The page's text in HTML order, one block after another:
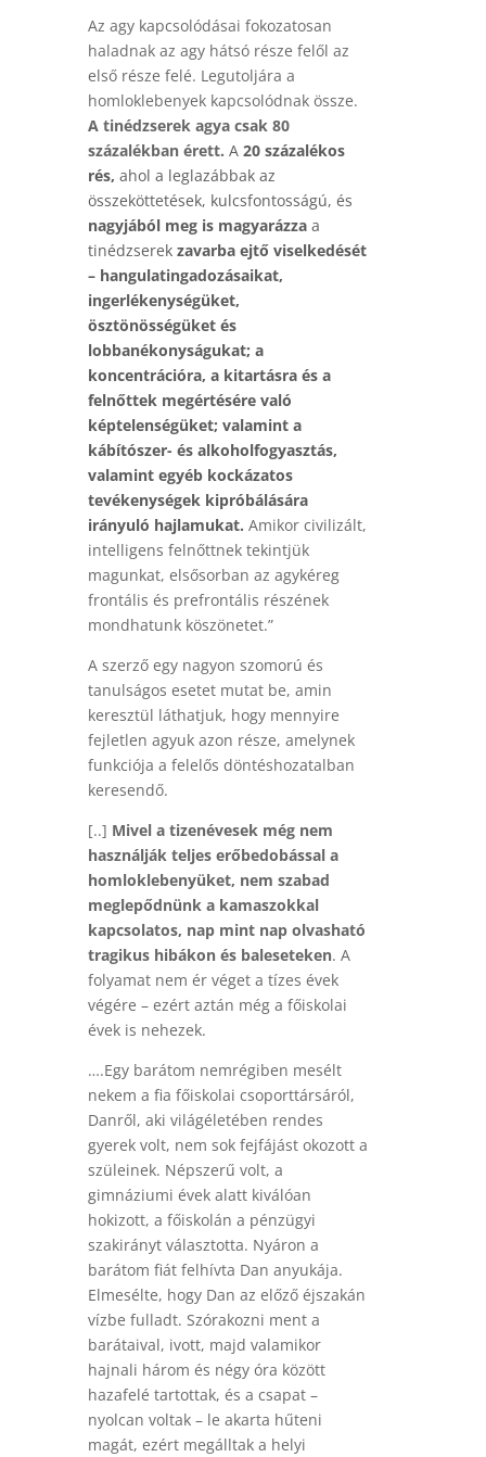
Az agy kapcsolódásai fokozatosan
haladnak az agy hátsó része felől az
első része felé. Legutoljára a
homloklebenyek kapcsolódnak össze.
A tinédzserek agya csak 80
százalékban érett. A 20 százalékos
rés, ahol a leglazábbak az
összeköttetések, kulcsfontosságú, és
nagyjából meg is magyarázzaa
tinédzserek zavarba ejtő viselkedését
– hangulatingadozásaikat,
ingerlékenységüket,
ösztönösségüket és
lobbanékonyságukat; a
koncentrációra, a kitartásra és a
felnőttek megértésére való
képtelenségüket; valamint a
kábítószer- és alkoholfogyasztás,
valamint egyéb kockázatos
tevékenységek kipróbálására
irányuló hajlamukat. Amikor civilizált,
intelligens felnőttnek tekintjük
magunkat, elsősorban az agykéreg
frontális és prefrontális részének
mondhatunk köszönetet.”
A szerző egy nagyon szomorú és
tanulságos esetet mutat be, amin
keresztül láthatjuk, hogy mennyire
fejletlen agyuk azon része, amelynek
funkciója a felelős döntéshozatalban
keresendő.
[..] Mivel a tizenévesek még nem
használják teljes erőbedobással a
homloklebenyüket, nem szabad
meglepődnünk a kamaszokkal
kapcsolatos, nap mint nap olvasható
tragikus hibákon és baleseteken. A
folyamat nem ér véget a tízes évek
végére – ezért aztán még a főiskolai
évek is nehezek.
….Egy barátom nemrégiben mesélt
nekem a fia főiskolai csoporttársáról,
Danről, aki világéletében rendes
gyerek volt, nem sok fejfájást okozott a
szüleinek. Népszerű volt, a
gimnáziumi évek alatt kiválóan
hokizott, a főiskolán a pénzügyi
szakirányt választotta. Nyáron a
barátom fiát felhívta Dan anyukája.
Elmesélte, hogy Dan az előző éjszakán
vízbe fulladt. Szórakozni ment a
barátaival, ivott, majd valamikor
hajnali három és négy óra között
hazafelé tartottak, és a csapat –
nyolcan voltak – le akarta hűteni
magát, ezért megálltak a helyi